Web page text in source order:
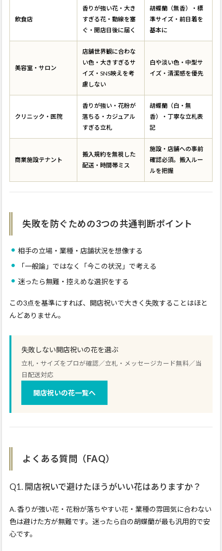
飲食店
香りが強い花・大き
すぎる花・動線を塞
ぐ・開店日後に届く
胡蝶蘭（無香）・標
準サイズ・前日着を
基本に
美容室・サロン
店舗世界観に合わな
い色・大きすぎるサ
イズ・SNS映えを考
慮しない
白や淡い色・中型サ
イズ・清潔感を優先
クリニック・医院
香りが強い・花粉が
落ちる・カジュアル
すぎる立札
胡蝶蘭（白・無
香）・丁寧な立札表
記
商業施設テナント
搬入規約を無視した
配送・時間帯ミス
施設・店舗への事前
確認必須。搬入ルー
ルを把握
失敗を防ぐための3つの共通判断ポイント
相手の立場・業種・店舗状況を想像する
「一般論」ではなく「今この状況」で考える
迷ったら無難・控えめな選択をする
この3点を基準にすれば、開店祝いで大きく失敗することはほと
んどありません。
失敗しない開店祝いの花を選ぶ
立札・サイズをプロが確認／立札・メッセージカード無料／当
日配送対応
開店祝いの花一覧へ
よくある質問（FAQ）
Q1. 開店祝いで避けたほうがいい花はありますか？
A. 香りが強い花・花粉が落ちやすい花・業種の雰囲気に合わない
色は避けた方が無難です。迷ったら白の胡蝶蘭が最も汎用的で安
心です。